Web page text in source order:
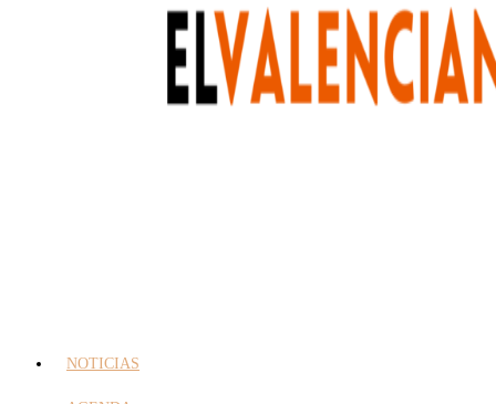
NOTICIAS